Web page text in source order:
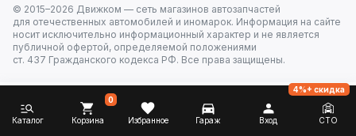
© 2015–2026 Движком — сеть магазинов автозапчастей
для отечественных автомобилей и иномарок. Информация на сайте
носит исключительно информационный характер и не является
публичной офертой, определяемой положениями
ст. 437 Гражданского кодекса РФ. Все права защищены.
Каталог Корзина
0
Избранное Гараж Вход СТО
4%+ скидка